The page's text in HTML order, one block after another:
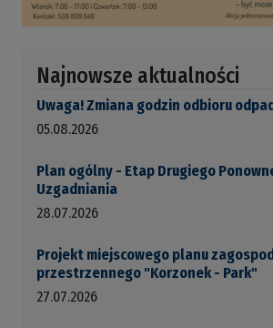
Najnowsze aktualności
Uwaga! Zmiana godzin odbioru
05.08.2026
Plan ogólny - Etap Drugiego
Uzgadniania
28.07.2026
Projekt miejscowego planu
przestrzennego "Korzonek - Park"
27.07.2026